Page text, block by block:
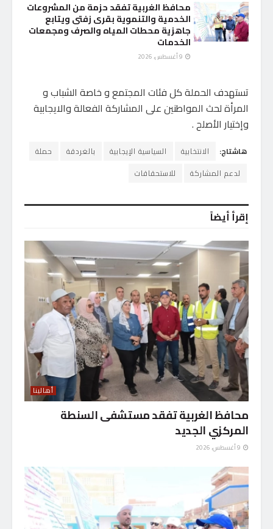
محافظ الغربية تفقد حزمة من المشروعات
الخدمية والتنموية بقرى زفتى ويتابع
جاهزية محطات المياه والصرف ومجمعات
الخدمات
تستهدف الحملة كل فئات المجتمع و خاصة الشباب و
المرأة لحث المواطنين على المشاركة الفعالة والايجابية
وإختيار الأصلح .
هاشتاج: الانتخابية السياسية الإيجابية بالغردقة
حملة
لدعم المشاركة
للاستحقاقات
إقرأ أيضاً
أهالينا
محافظ الغربية تفقد مستشفى السنطة
المركزي الجديد